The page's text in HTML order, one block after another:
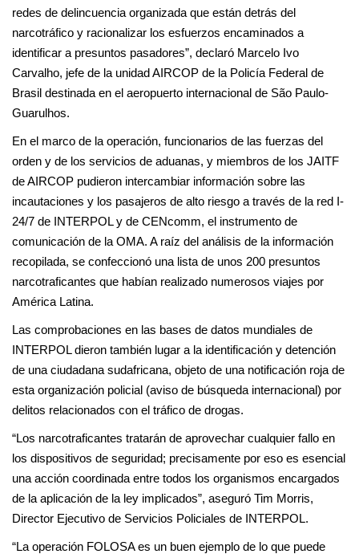
redes de delincuencia organizada que están detrás del
narcotráfico y racionalizar los esfuerzos encaminados a
identificar a presuntos pasadores”, declaró Marcelo Ivo
Carvalho, jefe de la unidad AIRCOP de la Policía Federal de
Brasil destinada en el aeropuerto internacional de São Paulo-
Guarulhos.
En el marco de la operación, funcionarios de las fuerzas del
orden y de los servicios de aduanas, y miembros de los JAITF
de AIRCOP pudieron intercambiar información sobre las
incautaciones y los pasajeros de alto riesgo a través de la red I-
24/7 de INTERPOL y de CENcomm, el instrumento de
comunicación de la OMA. A raíz del análisis de la información
recopilada, se confeccionó una lista de unos 200 presuntos
narcotraficantes que habían realizado numerosos viajes por
América Latina.
Las comprobaciones en las bases de datos mundiales de
INTERPOL dieron también lugar a la identificación y detención
de una ciudadana sudafricana, objeto de una notificación roja de
esta organización policial (aviso de búsqueda internacional) por
delitos relacionados con el tráfico de drogas.
“Los narcotraficantes tratarán de aprovechar cualquier fallo en
los dispositivos de seguridad; precisamente por eso es esencial
una acción coordinada entre todos los organismos encargados
de la aplicación de la ley implicados”, aseguró Tim Morris,
Director Ejecutivo de Servicios Policiales de INTERPOL.
“La operación FOLOSA es un buen ejemplo de lo que puede